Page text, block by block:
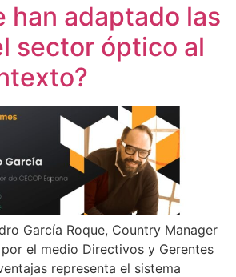
han adaptado las
sector óptico al
García Roque, Country Manager
por el medio Directivos y Gerentes
representa el sistema